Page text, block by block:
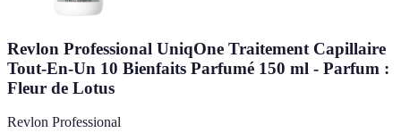
Revlon Professional UniqOne Traitement Capillaire
Tout-En-Un 10 Bienfaits Parfumé 150 ml - Parfum :
Fleur de Lotus
Revlon Professional